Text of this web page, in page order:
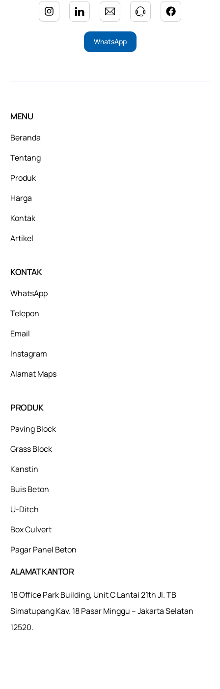
WhatsApp
MENU
Beranda
Tentang
Produk
Harga
Kontak
Artikel
KONTAK
WhatsApp
Telepon
Email
Instagram
Alamat Maps
PRODUK
Paving Block
Grass Block
Kanstin
Buis Beton
U-Ditch
Box Culvert
Pagar Panel Beton
ALAMAT KANTOR
18 Office Park Building, Unit C Lantai 21th Jl. TB
Simatupang Kav. 18 Pasar Minggu – Jakarta Selatan
12520.